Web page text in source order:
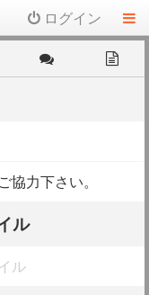
ログイン
協力下さい。
ル
ル